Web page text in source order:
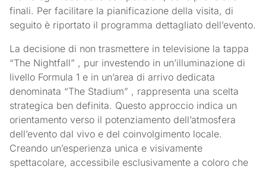
finali. Per facilitare la pianificazione della visita, di
seguito è riportato il programma dettagliato dell’evento.
La decisione di non trasmettere in televisione la tappa
“The Nightfall” , pur investendo in un’illuminazione di
livello Formula 1 e in un’area di arrivo dedicata
denominata “The Stadium” , rappresenta una scelta
strategica ben definita. Questo approccio indica un
orientamento verso il potenziamento dell’atmosfera
dell’evento dal vivo e del coinvolgimento locale.
Creando un’esperienza unica e visivamente
spettacolare, accessibile esclusivamente a coloro che